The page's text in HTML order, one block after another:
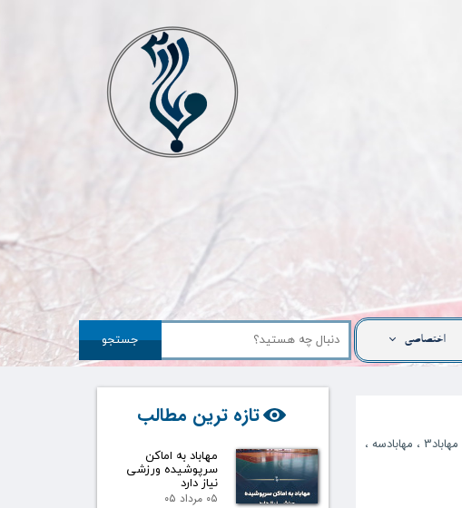
اختصاصی جستجو
مهاباد3 ، مهابادسه ،
تازه ترین مطالب
مهاباد به اماکن
سرپوشیده ورزشی
نیاز دارد
۰۵ مرداد ۰۵